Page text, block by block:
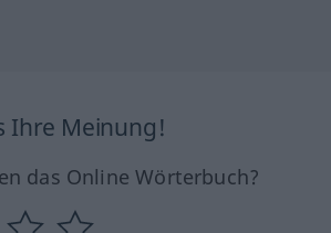
Ihre Meinung!
das Online Wörterbuch?